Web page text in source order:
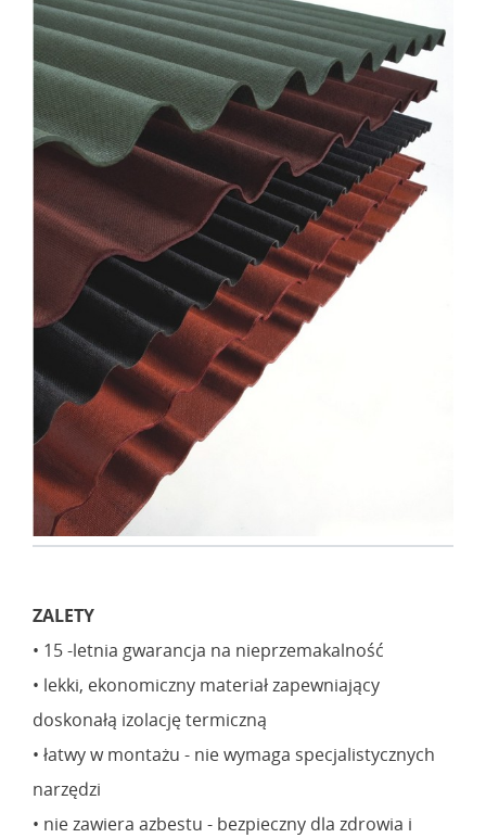
ZALETY
• 15 -letnia gwarancja na nieprzemakalność
• lekki, ekonomiczny materiał zapewniający
doskonałą izolację termiczną
• łatwy w montażu - nie wymaga specjalistycznych
narzędzi
• nie zawiera azbestu - bezpieczny dla zdrowia i